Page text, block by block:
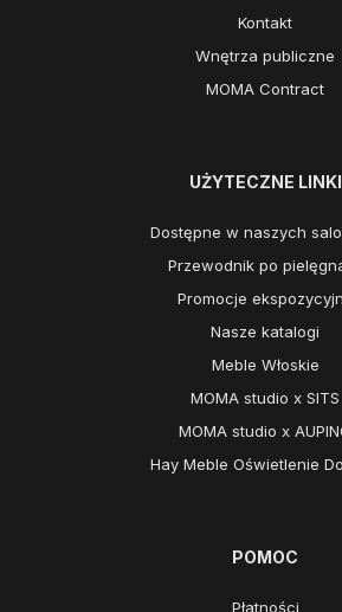
Kontakt
Wnętrza publiczne
MOMA Contract
UŻYTECZNE LINKI
Dostępne w naszych
Przewodnik po
Promocje
Nasze katalogi
Meble Włoskie
MOMA studio x SITS
MOMA studio x
Hay Meble Oświetlenie
POMOC
Płatności